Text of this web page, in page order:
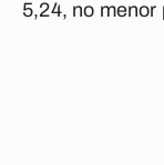
5,24, no menor